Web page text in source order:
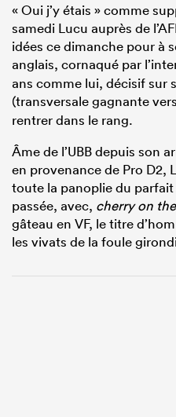
« Oui j’y étais » comme
samedi Lucu auprès de
idées ce dimanche pour à
anglais, cornaqué par
ans comme lui, décisif sur
(transversale gagnante vers
rentrer dans le rang.
Âme de l’UBB depuis son
en provenance de Pro D2,
toute la panoplie du
passée, avec, cherry on
gâteau en VF, le titre
les vivats de la foule